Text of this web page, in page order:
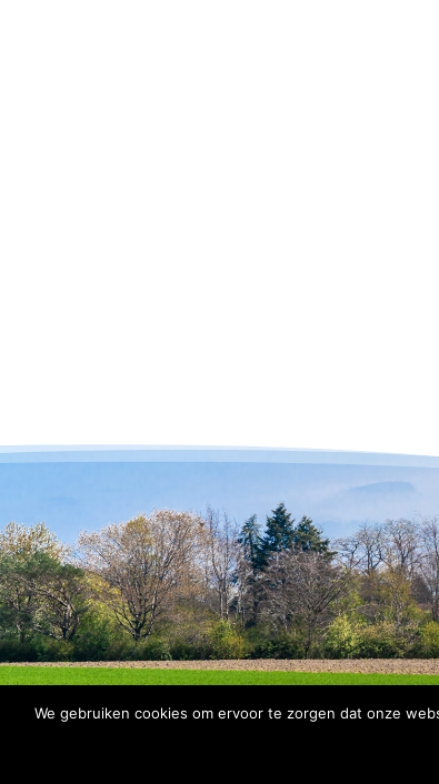
We gebruiken cookies om ervoor te zorgen dat onze